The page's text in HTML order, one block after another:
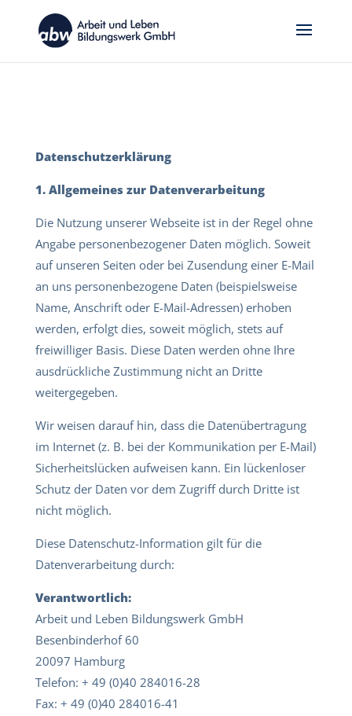
Datenschutzerklärung
1. Allgemeines zur Datenverarbeitung
Die Nutzung unserer Webseite ist in der Regel ohne
Angabe personenbezogener Daten möglich. Soweit
auf unseren Seiten oder bei Zusendung einer E-Mail
an uns personenbezogene Daten (beispielsweise
Name, Anschrift oder E-Mail-Adressen) erhoben
werden, erfolgt dies, soweit möglich, stets auf
freiwilliger Basis. Diese Daten werden ohne Ihre
ausdrückliche Zustimmung nicht an Dritte
weitergegeben.
Wir weisen darauf hin, dass die Datenübertragung
im Internet (z. B. bei der Kommunikation per E-Mail)
Sicherheitslücken aufweisen kann. Ein lückenloser
Schutz der Daten vor dem Zugriff durch Dritte ist
nicht möglich.
Diese Datenschutz-Information gilt für die
Datenverarbeitung durch:
Verantwortlich:
Arbeit und Leben Bildungswerk GmbH
Besenbinderhof 60
20097 Hamburg
Telefon: + 49 (0)40 284016-28
Fax: + 49 (0)40 284016-41